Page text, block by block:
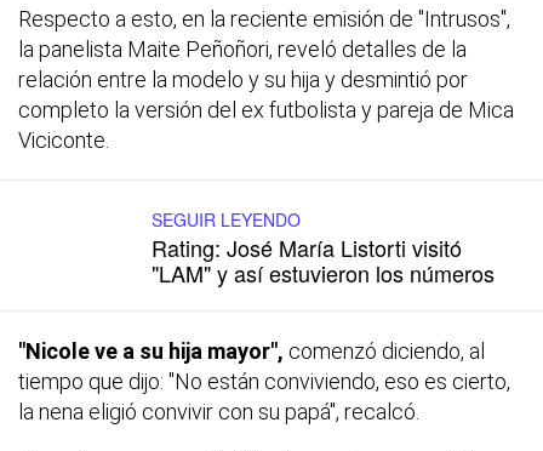
Respecto a esto, en la reciente emisión de "Intrusos",
la panelista Maite Peñoñori, reveló detalles de la
relación entre la modelo y su hija y desmintió por
completo la versión del ex futbolista y pareja de Mica
Viciconte.
SEGUIR LEYENDO
Rating: José María Listorti visitó
"LAM" y así estuvieron los números
"Nicole ve a su hija mayor", comenzó diciendo, al
tiempo que dijo: "No están conviviendo, eso es cierto,
la nena eligió convivir con su papá", recalcó.